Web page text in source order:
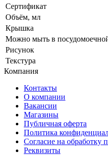
Сертификат
Объём, мл
Крышка
Можно мыть в
Рисунок
Текстура
Компания
Контакты
О компании
Вакансии
Магазины
Публичная оферта
Политика
Согласие на обработку
Реквизиты